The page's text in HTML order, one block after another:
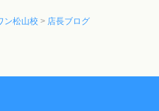
ン松山校 店長ブログ